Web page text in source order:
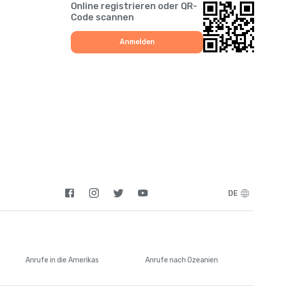
Online registrieren oder QR-
Code scannen
Anmelden
DE
Anrufe in die Amerikas Anrufe nach Ozeanien